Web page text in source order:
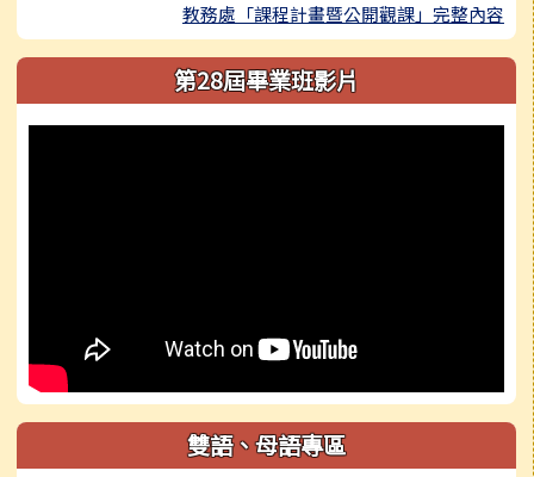
教務處「課程計畫暨公開觀課」完整內容
第28屆畢業班影片
雙語、母語專區